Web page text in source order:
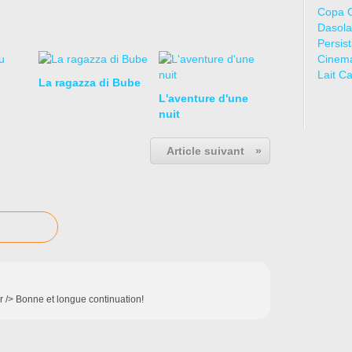
La ragazza di Bube
L'aventure d'une
nuit
Article suivant »
/> Bonne et longue continuation!
Copa
Dasola
Lait